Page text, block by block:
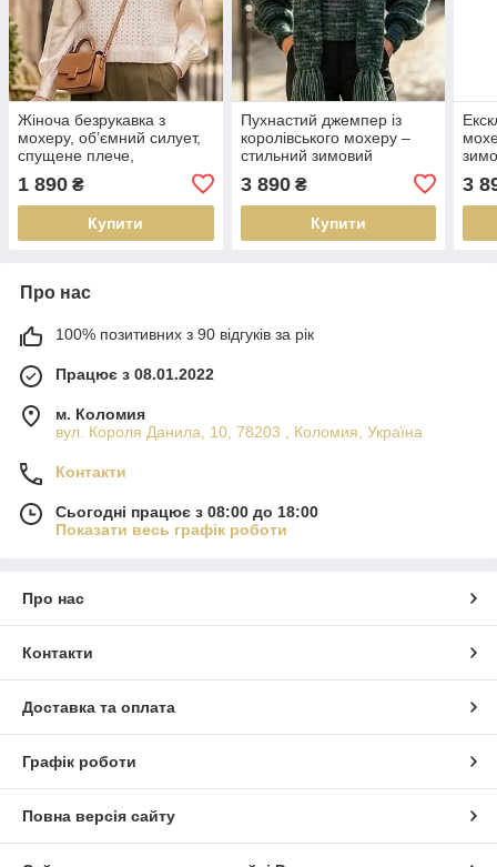
Жіноча безрукавка з
мохеру, об’ємний силует,
спущене плече,
робота, стильний тренд
сезону
1 890 ₴
Купити
Пухнастий джемпер із
королівського мохеру –
стильний зимовий
ніжний, теплий, в єдиному
екземплярі
3 890₴
Купити
3
Про нас
100% позитивних з 90 відгуків за рік
Працює з 08.01.2022
м. Коломия
вул. Короля Данила, 10, 78203 , Коломия, Україна
Контакти
Сьогодні працює з 08:00 до 18:00
Показати весь графік роботи
Про нас
Контакти
Доставка та оплата
Графік роботи
Повна версія сайту